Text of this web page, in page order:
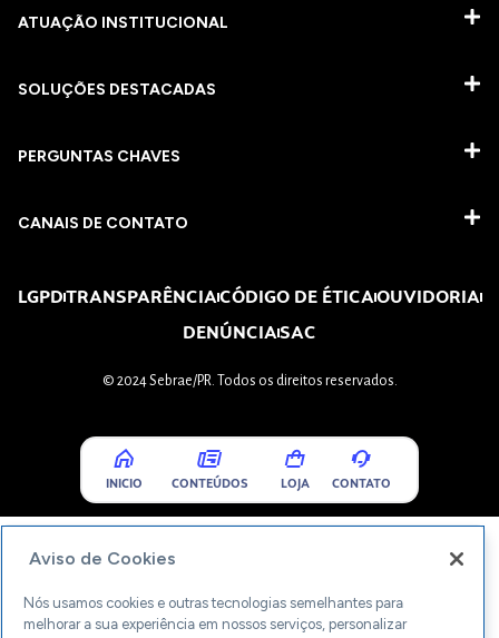
ATUAÇÃO INSTITUCIONAL
SOLUÇÕES DESTACADAS
PERGUNTAS CHAVES​
CANAIS DE CONTATO
LGPDTRANSPARÊNCIACÓDIGO DE ÉTICAOUVIDORIA
DENÚNCIASAC
© 2024 Sebrae/PR. Todos os direitos reservados.
INICIO CONTEÚDOS LOJA CONTATO
Aviso de Cookies
Nós usamos cookies e outras tecnologias semelhantes para
melhorar a sua experiência em nossos serviços, personalizar